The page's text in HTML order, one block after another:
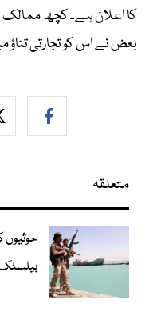
کا اعلان ہے۔ کچھ ممالک
بعض نے اس کو تجارتی تناؤ
متعلقہ
حوثیوں